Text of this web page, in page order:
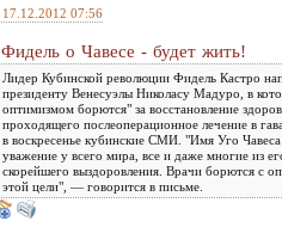
17.12.2012 07:56
Фидель о Чавесе - будет жить!
Лидер Кубинской революции Фидель Кастро
президенту Венесуэлы Николасу Мадуро, в
оптимизмом борются" за восстановление
проходящего послеоперационное лечение в
в воскресенье кубинские СМИ. "Имя Уго
уважение у всего мира, все и даже многие из
скорейшего выздоровления. Врачи борются с
этой цели", — говорится в письме.